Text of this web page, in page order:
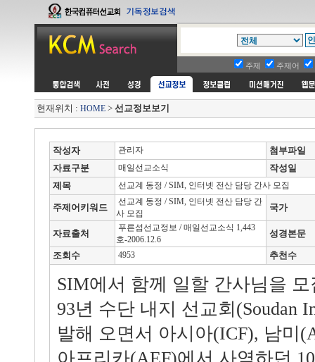
주제 주제어
현재위치 : HOME > 선교정보보기
작성자 관리자
첨부파일
자료구분
매일선교소식
작성일
제목
선교계 동정 / SIM, 인터넷 전산 담당 간사 모집
주제어키워드
선교계 동정 / SIM, 인터넷 전산 담당 간
사 모집
국가
자료출처
푸른섬선교정보 / 매일선교소식 1,443
호-2006.12.6
성경본문
조회수 4953 추천수
SIM에서 함께 일할 간사님을
93년 수단 내지 선교회(Soudan
발해 오면서 아시아(ICF), 남미